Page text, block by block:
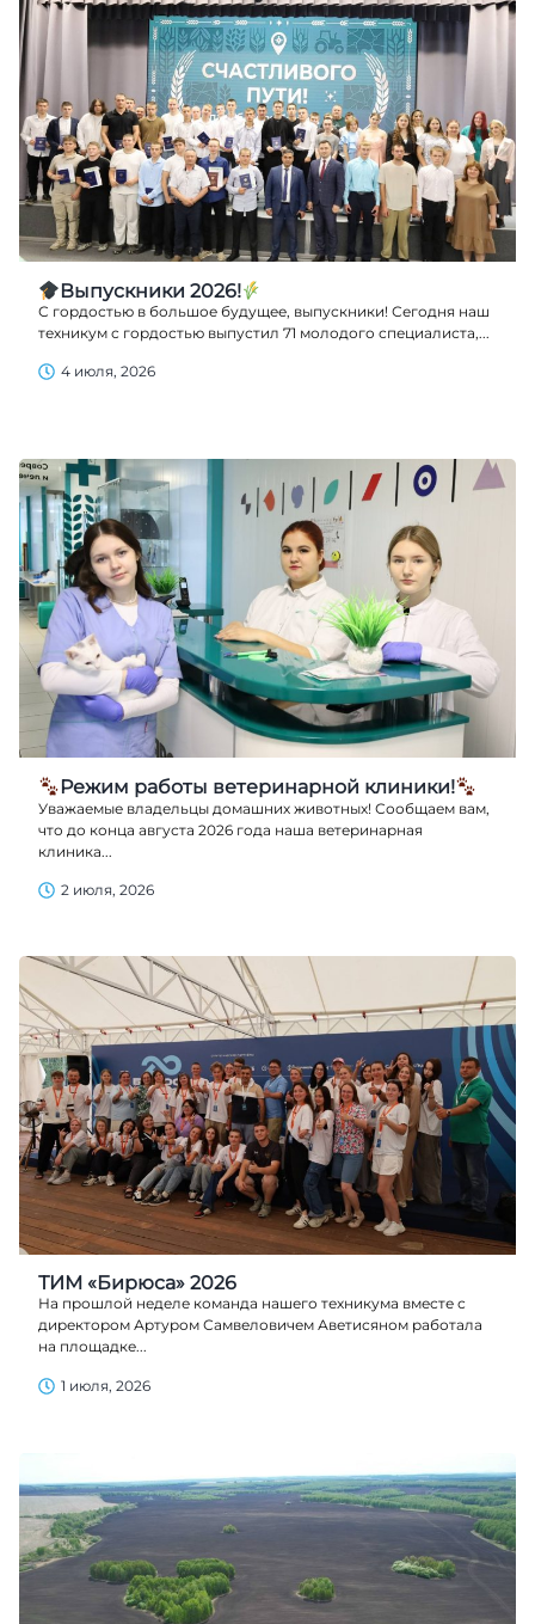
Выпускники 2026!
С гордостью в большое будущее, выпускники! Сегодня наш
техникум с гордостью выпустил 71 молодого специалиста,...
4 июля, 2026
Режим работы ветеринарной клиники!
Уважаемые владельцы домашних животных! Сообщаем вам,
что до конца августа 2026 года наша ветеринарная
клиника...
2 июля, 2026
ТИМ «Бирюса» 2026
На прошлой неделе команда нашего техникума вместе с
директором Артуром Самвеловичем Аветисяном работала
на площадке...
1 июля, 2026